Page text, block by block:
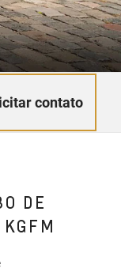
contato
DE